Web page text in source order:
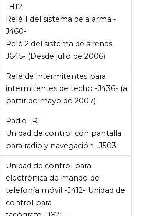
-H12-
Relé 1 del sistema de alarma -
J460-
Relé 2 del sistema de sirenas -
J645- (Desde julio de 2006)
Relé de intermitentes para
intermitentes de techo -J436- (a
partir de mayo de 2007)
Radio -R-
Unidad de control con pantalla
para radio y navegación -J503-
Unidad de control para
electrónica de mando de
telefonía móvil -J412- Unidad de
control para